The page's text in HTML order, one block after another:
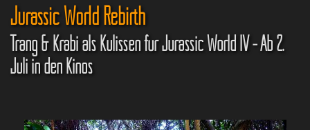
Jurassic World Rebirth
Trang & Krabi als Kulissen für Jurassic World IV - Ab 2.
Juli in den Kinos